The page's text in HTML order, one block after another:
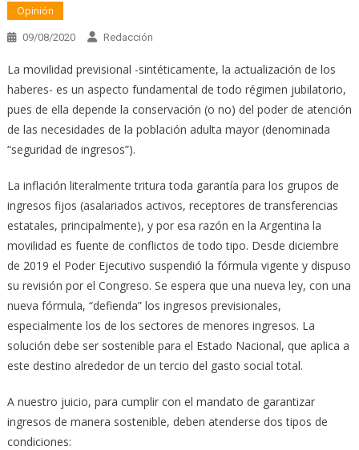
Opinión
09/08/2020 Redacción
La movilidad previsional -sintéticamente, la actualización de los
haberes- es un aspecto fundamental de todo régimen jubilatorio,
pues de ella depende la conservación (o no) del poder de atención
de las necesidades de la población adulta mayor (denominada
“seguridad de ingresos”).
La inflación literalmente tritura toda garantía para los grupos de
ingresos fijos (asalariados activos, receptores de transferencias
estatales, principalmente), y por esa razón en la Argentina la
movilidad es fuente de conflictos de todo tipo. Desde diciembre
de 2019 el Poder Ejecutivo suspendió la fórmula vigente y dispuso
su revisión por el Congreso. Se espera que una nueva ley, con una
nueva fórmula, “defienda” los ingresos previsionales,
especialmente los de los sectores de menores ingresos. La
solución debe ser sostenible para el Estado Nacional, que aplica a
este destino alrededor de un tercio del gasto social total.
A nuestro juicio, para cumplir con el mandato de garantizar
ingresos de manera sostenible, deben atenderse dos tipos de
condiciones: